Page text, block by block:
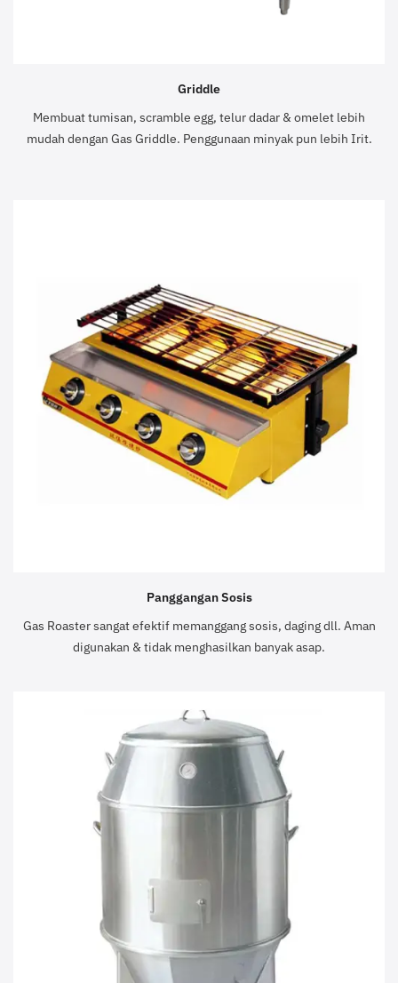
Griddle
Membuat tumisan, scramble egg, telur dadar & omelet lebih
mudah dengan Gas Griddle. Penggunaan minyak pun lebih Irit.
Panggangan Sosis
Gas Roaster sangat efektif memanggang sosis, daging dll. Aman
digunakan & tidak menghasilkan banyak asap.